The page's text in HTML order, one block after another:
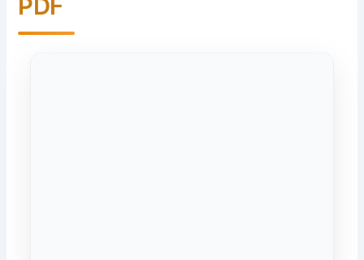
PDF